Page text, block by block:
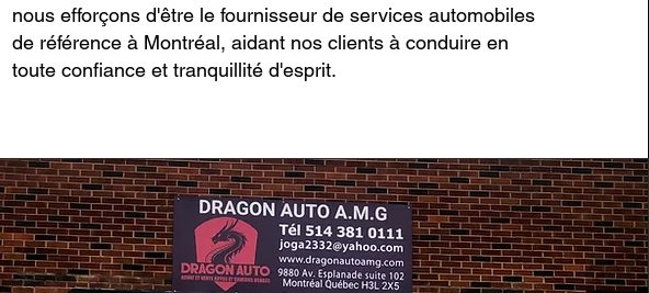
nous efforçons d'être le fournisseur de services automobiles
de référence à Montréal, aidant nos clients à conduire en
toute confiance et tranquillité d'esprit.